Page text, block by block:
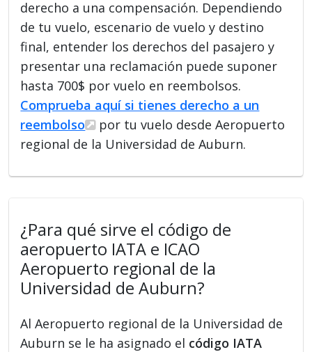
derecho a una compensación. Dependiendo
de tu vuelo, escenario de vuelo y destino
final, entender los derechos del pasajero y
presentar una reclamación puede suponer
hasta 700$ por vuelo en reembolsos.
Comprueba aquí si tienes derecho a un
reembolso
por tu vuelo desde Aeropuerto
regional de la Universidad de Auburn.
¿Para qué sirve el código de
aeropuerto IATA e ICAO
Aeropuerto regional de la
Universidad de Auburn?
Al Aeropuerto regional de la Universidad de
Auburn se le ha asignado el código IATA